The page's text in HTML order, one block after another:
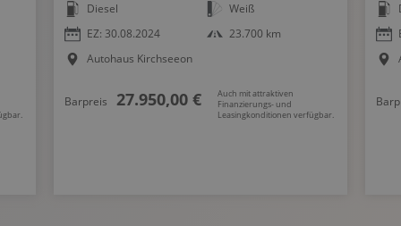
Winterpaket
WLAN Hotspot
Zentralver. mit Fernbedienung
Diesel
EZ: 30.08.2024
Autohaus Kirchseeon
Weiß
23.700 km
Barpreis 27.950,00 €
Auch mit attraktiven
Finanzierungs- und
Leasingkonditionen verfügbar.